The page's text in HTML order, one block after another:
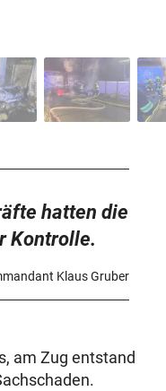
hatten die
Kontrolle.
Klaus Gruber
am Zug entstand